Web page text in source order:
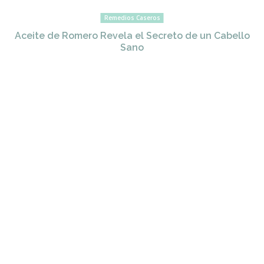
Remedios Caseros
Aceite de Romero Revela el Secreto de un Cabello
Sano